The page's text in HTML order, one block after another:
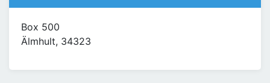
Box 500
Älmhult, 34323